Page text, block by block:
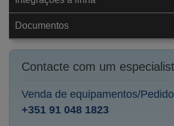
Documentos
Contacte com um
Venda de equipamentos/
+351 91 048 1823